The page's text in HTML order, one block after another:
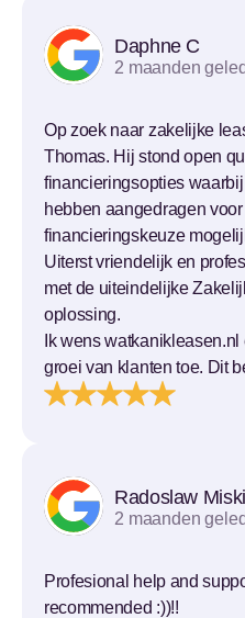
Daphne C
2 maanden
Op zoek naar zakelijke
Thomas. Hij stond open
financieringsopties
hebben aangedragen
financieringskeuze
Uiterst vriendelijk en
met de uiteindelijke
oplossing.
Ik wens
groei van klanten toe. Dit
Radoslaw
2 maanden
Profesional help and
recommended :))!!